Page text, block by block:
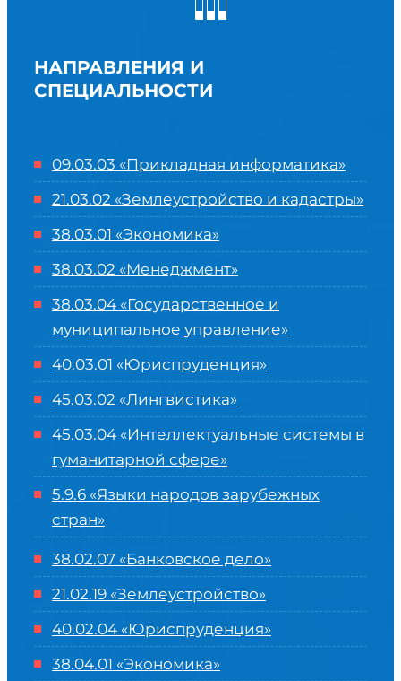
НАПРАВЛЕНИЯ И
СПЕЦИАЛЬНОСТИ
09.03.03 «Прикладная информатика»
21.03.02 «Землеустройство и кадастры»
38.03.01 «Экономика»
38.03.02 «Менеджмент»
38.03.04 «Государственное и
муниципальное управление»
40.03.01 «Юриспруденция»
45.03.02 «Лингвистика»
45.03.04 «Интеллектуальные системы в
гуманитарной сфере»
5.9.6 «Языки народов зарубежных
стран»
38.02.07 «Банковское дело»
21.02.19 «Землеустройство»
40.02.04 «Юриспруденция»
38.04.01 «Экономика»